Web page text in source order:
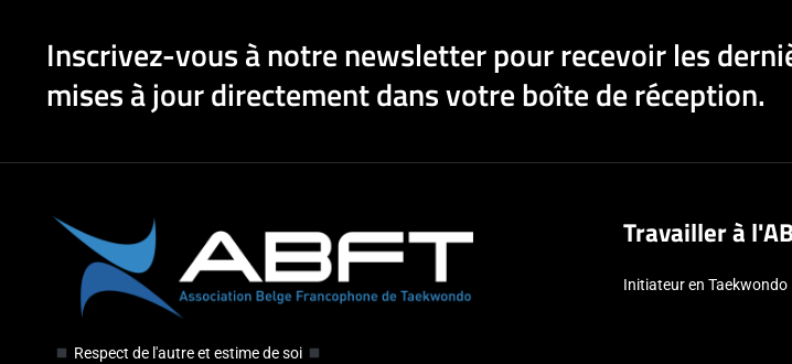
Inscrivez-vous à notre newsletter pour recevoir les
mises à jour directement dans votre boîte de réception.
Respect de l'autre et estime de soi
Travailler à
Initiateur en Taekwondo